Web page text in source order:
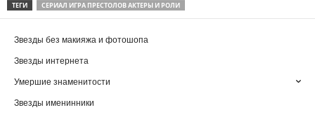
ТЕГИ СЕРИАЛ ИГРА ПРЕСТОЛОВ АКТЕРЫ И РОЛИ
Звезды без макияжа и фотошопа
Звезды интернета
Умершие знаменитости
Звезды именинники